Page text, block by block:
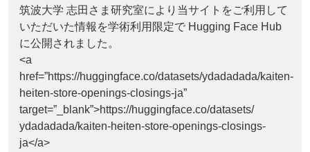
筑波大学 志田さま研究室により当サイトをご利用して
いただいた情報を学術利用限定で Hugging Face Hub
に公開されました。
<a
href=”https://huggingface.co/datasets/ydadadada/kaiten-
heiten-store-openings-closings-ja”
target=”_blank”>https://huggingface.co/datasets/
ydadadada/kaiten-heiten-store-openings-closings-
ja</a>